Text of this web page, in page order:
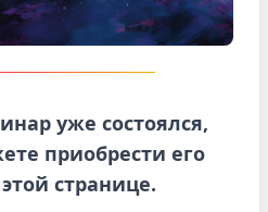
уже состоялся,
приобрести его
странице.